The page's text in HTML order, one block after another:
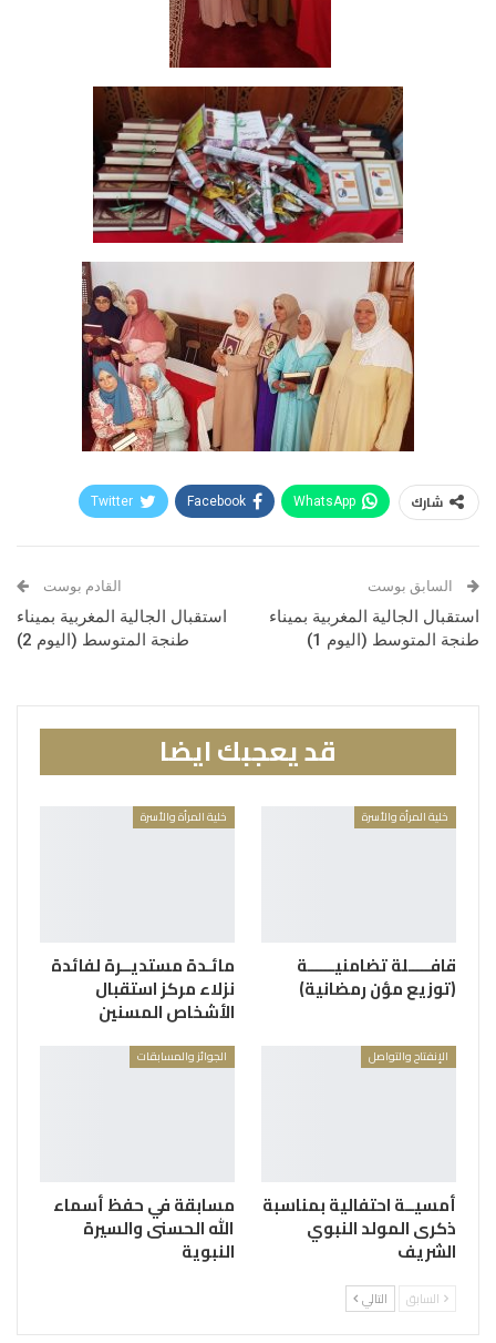
شارك WhatsApp
Facebook
Twitter
السابق بوست
استقبال الجالية المغربية بميناء
طنجة المتوسط (اليوم 1)
القادم بوست
استقبال الجالية المغربية بميناء
طنجة المتوسط (اليوم 2)
قد يعجبك ايضا
خلية المرأة والأسرة
قافـــــلة تضامنيــــــة
(توزيع مؤن رمضانية)
خلية المرأة والأسرة
مائـدة مستديــرة لفائدة
نزلاء مركز استقبال
الأشخاص المسنين
الإنفتاح والتواصل
أمسيــة احتفالية بمناسبة
ذكرى المولد النبوي
الشريف
الجوائز والمسابقات
مسابقة في حفظ أسماء
الله الحسنى والسيرة
النبوية
السابق التالي